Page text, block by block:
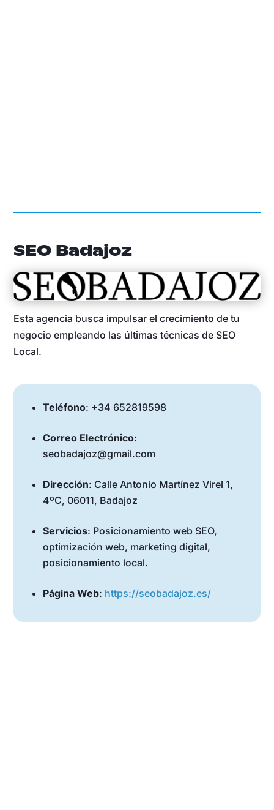
SEO Badajoz
Esta agencia busca impulsar el crecimiento de tu
negocio empleando las últimas técnicas de SEO
Local.
Teléfono: +34 652819598
Correo Electrónico:
seobadajoz@gmail.com
Dirección: Calle Antonio Martínez Virel 1,
4ºC, 06011, Badajoz
Servicios: Posicionamiento web SEO,
optimización web, marketing digital,
posicionamiento local.
Página Web: https://seobadajoz.es/